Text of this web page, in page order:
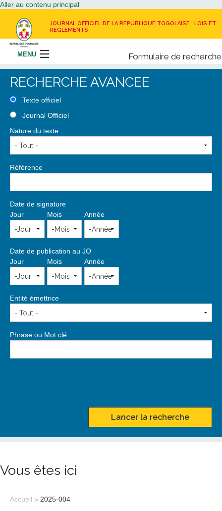
Aller au contenu principal
JOURNAL OFFICIEL DE LA REPUBLIQUE TOGOLAISE : LOIS ET
REGLEMENTS
Formulaire de recherche
Rechercher
MENU
LE JOURNAL OFFICIEL
RECEVOIR LE JOURNAL OFFICIEL
NOUS CONTACTER
RECHERCHE AVANCEE
Texte officiel
Journal Officiel
Nature du texte
Référence
Date de signature
Jour
Mois Année
Date de publication au JO
Jour
Mois Année
Entité émettrice
Phrase ou Mot clé :
Lancer la recherche
Vous êtes ici
Accueil 2025-004